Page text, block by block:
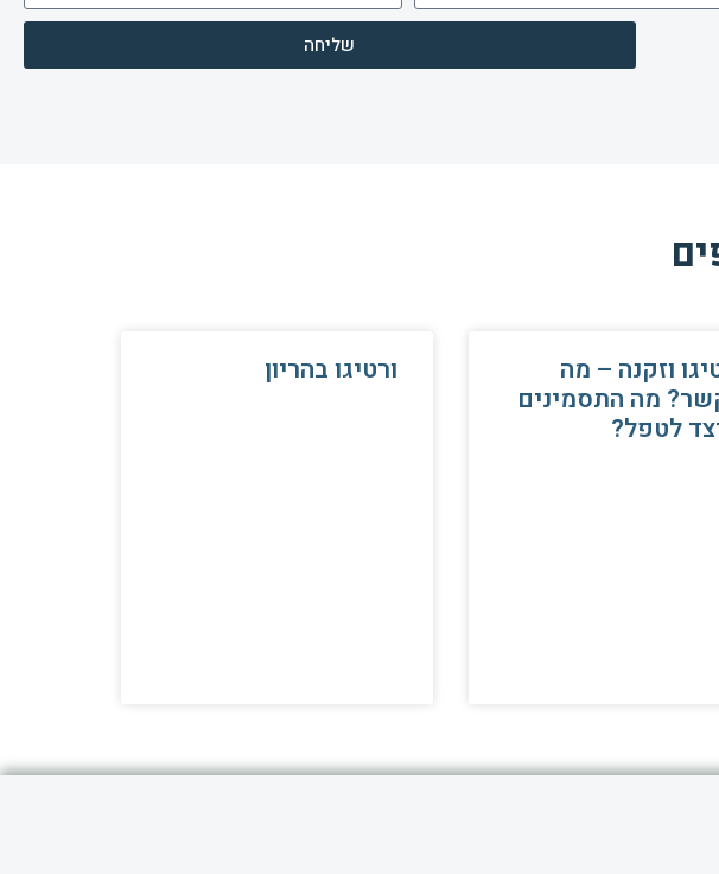
שליחה
וזקנה – מה
מה התסמינים
לטפל?
ורטיגו בהריון